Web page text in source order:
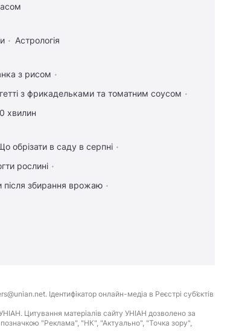
Астрологія
з рисом
з фрикадельками та томатним соусом
хвилин
обрізати в саду в серпні
рослині
після збирання врожаю
Ідентифікатор онлайн-медіа в Реєстрі суб’єктів
Цитування матеріалів сайту УНІАН дозволено за
"Реклама", "НК", "Актуально", "Точка зору",